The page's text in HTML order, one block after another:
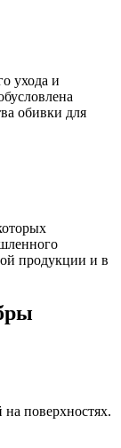
ухода и
обивки для
продукции и в
поверхностях.